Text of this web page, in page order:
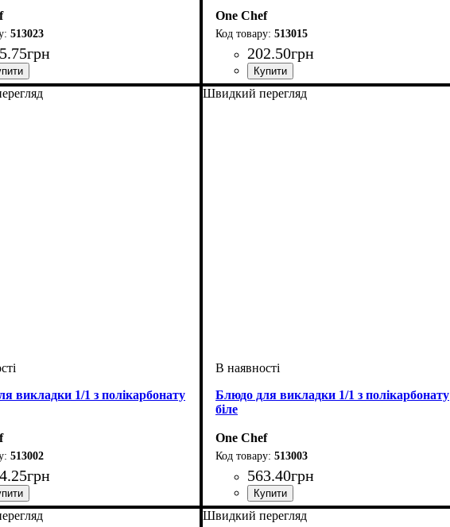
513023
.75грн
One Chef
513015
202.50грн
викладки 1/1 з полікарбонату
513002
.25грн
Швидкий перегляд
Блюдо для викладки 1/1 з полікарбонату
біле
One Chef
513003
563.40грн
Швидкий перегляд